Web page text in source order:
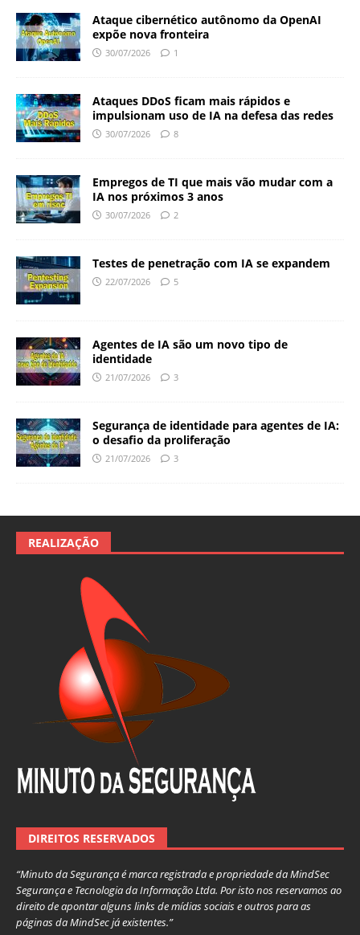
Ataque cibernético autônomo da OpenAI
expõe nova fronteira
30/07/2026 1
Ataques DDoS ficam mais rápidos e
impulsionam uso de IA na defesa das redes
30/07/2026 8
Empregos de TI que mais vão mudar com a
IA nos próximos 3 anos
30/07/2026 2
Testes de penetração com IA se expandem
22/07/2026 5
Agentes de IA são um novo tipo de
identidade
21/07/2026 3
Segurança de identidade para agentes de IA:
o desafio da proliferação
21/07/2026 3
REALIZAÇÃO
DIREITOS RESERVADOS
“Minuto da Segurança é marca registrada e propriedade da MindSec
Segurança e Tecnologia da Informação Ltda. Por isto nos reservamos ao
direito de apontar alguns links de mídias sociais e outros para as
páginas da MindSec já existentes.”